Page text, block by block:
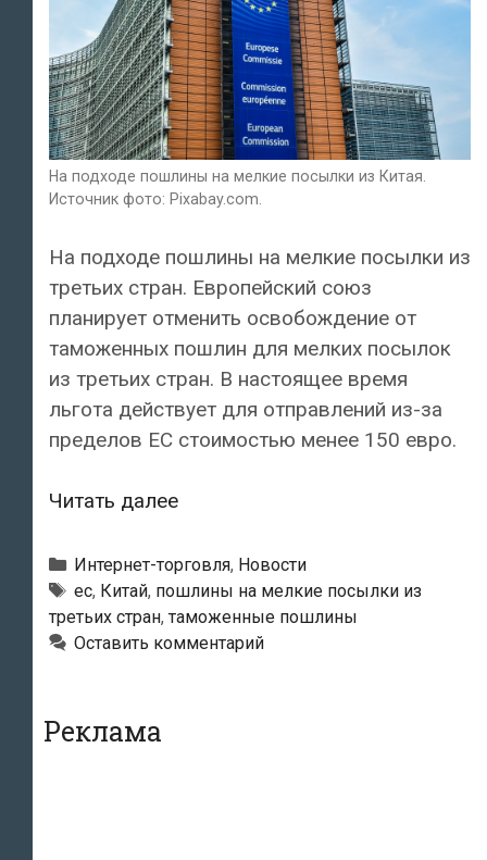
На подходе пошлины на мелкие посылки из Китая.
Источник фото: Pixabay.com.
На подходе пошлины на мелкие посылки из
третьих стран. Европейский cоюз
планирует отменить освобождение от
таможенных пошлин для мелких посылок
из третьих стран. В настоящее время
льгота действует для отправлений из-за
пределов ЕС стоимостью менее 150 евро.
Читать далееЕС
в
ускоренном
порядке
ввести
Рубрики
Интернет-торговля, Новости
Метки
ес, Китай, пошлины на мелкие посылки из
третьих стран,таможенные пошлины
Оставить комментарий
Реклама